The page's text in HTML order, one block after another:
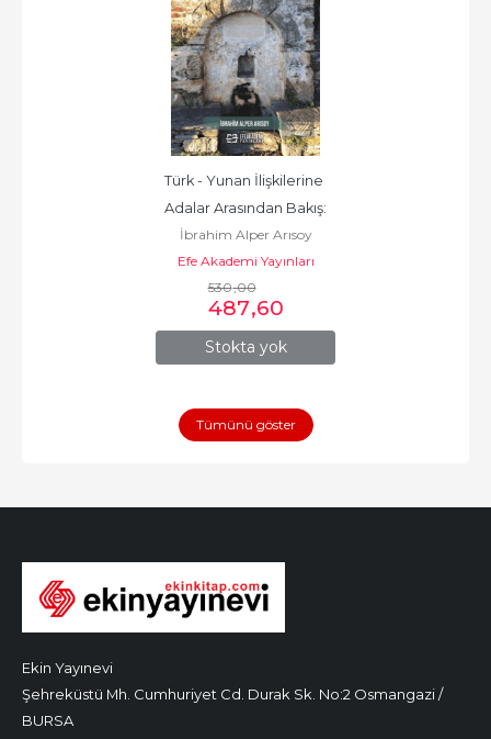
Stokta yok
Türk - Yunan İlişkilerine
Adalar Arasından Bakış:
İbrahim Alper Arısoy
Efe Akademi Yayınları
530,00
487,60
Tümünü göster
Ekin Yayınevi
Şehreküstü Mh. Cumhuriyet Cd. Durak Sk. No:2 Osmangazi /
BURSA